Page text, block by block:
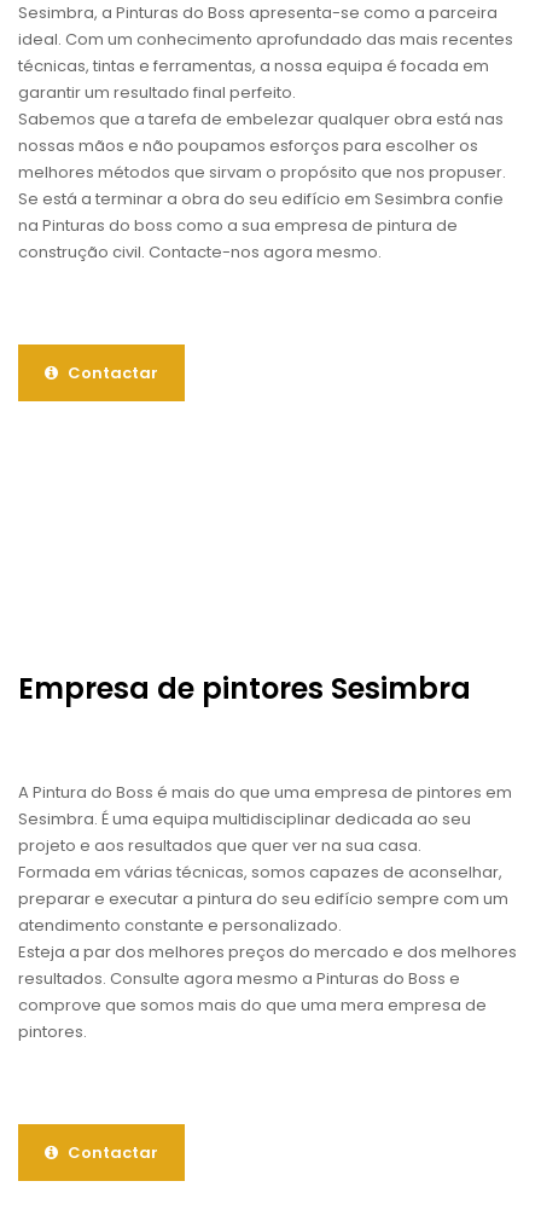
Sesimbra, a Pinturas do Boss apresenta-se como a parceira
ideal. Com um conhecimento aprofundado das mais recentes
técnicas, tintas e ferramentas, a nossa equipa é focada em
garantir um resultado final perfeito.
Sabemos que a tarefa de embelezar qualquer obra está nas
nossas mãos e não poupamos esforços para escolher os
melhores métodos que sirvam o propósito que nos propuser.
Se está a terminar a obra do seu edifício em Sesimbra confie
na Pinturas do boss como a sua empresa de pintura de
construção civil. Contacte-nos agora mesmo.
Contactar
Empresa de pintores Sesimbra
A Pintura do Boss é mais do que uma empresa de pintores em
Sesimbra. É uma equipa multidisciplinar dedicada ao seu
projeto e aos resultados que quer ver na sua casa.
Formada em várias técnicas, somos capazes de aconselhar,
preparar e executar a pintura do seu edifício sempre com um
atendimento constante e personalizado.
Esteja a par dos melhores preços do mercado e dos melhores
resultados. Consulte agora mesmo a Pinturas do Boss e
comprove que somos mais do que uma mera empresa de
pintores.
Contactar